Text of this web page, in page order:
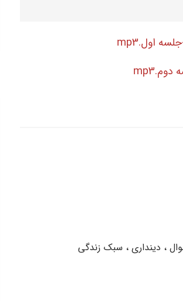
دینداری سبک زندگی